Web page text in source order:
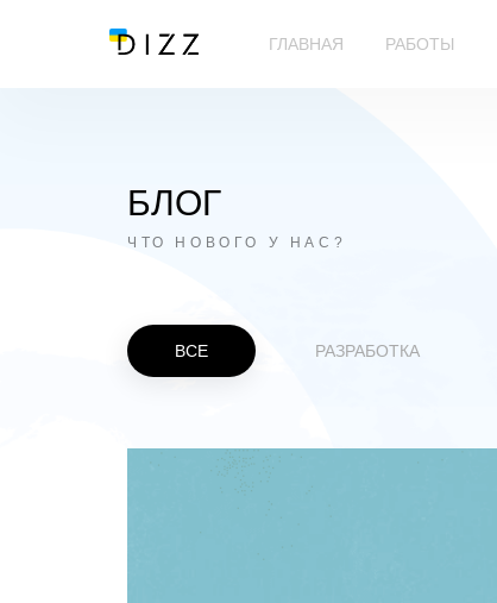
ГЛАВНАЯ РАБОТЫ
БЛОГ
ЧТО НОВОГО У НАС?
ВСЕ РАЗРАБОТКА